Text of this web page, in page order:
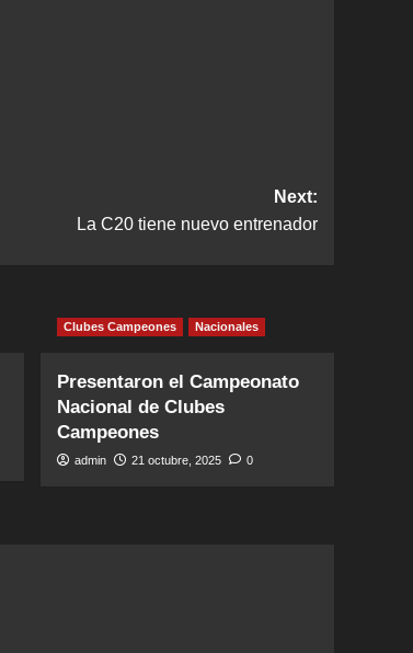
Next:
La C20 tiene nuevo entrenador
Clubes Campeones Nacionales
Presentaron el Campeonato
Nacional de Clubes
Campeones
admin 21 octubre, 2025 0